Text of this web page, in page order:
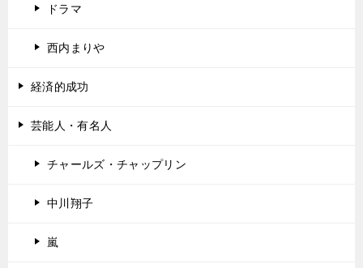
ドラマ
西内まりや
経済的成功
芸能人・有名人
チャールズ・チャップリン
中川翔子
嵐